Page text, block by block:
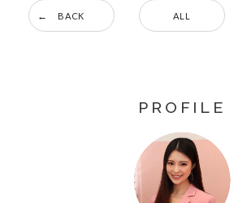
BACK ALL
PROFILE